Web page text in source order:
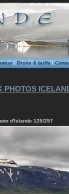
|Droits & tarifs|
PHOTOS
d'Islande 125/257